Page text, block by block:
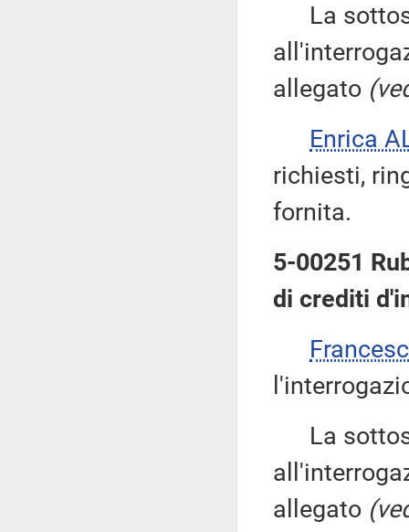
La
allegato
Enrica
richiesti,
fornita.
5-00251
di crediti
La
allegato